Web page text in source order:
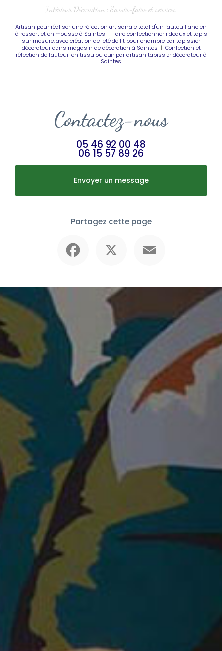
Intérieur Décoration : Savoir-faire et services
Artisan pour réaliser une réfection artisanale total d'un fauteuil ancien
à ressort et en mousse à Saintes | Faire confectionner rideaux et tapis
sur mesure, avec création de jeté de lit pour chambre par tapissier
décorateur dans magasin de décoration à Saintes | Confection et
réfection de fauteuil en tissu ou cuir par artisan tapissier décorateur à
Saintes
Contactez-nous
05 46 92 00 48
06 15 57 89 26
Envoyer un message
Partagez cette page